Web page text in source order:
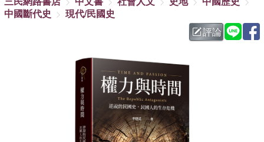
熱搜： 東野圭吾 、 高希均教授回憶錄
、
方念華 、 台灣的
數學女孩：黎曼猜想
群喵 、 臺灣漫遊錄
中國斷代史
現代/民國史
評論